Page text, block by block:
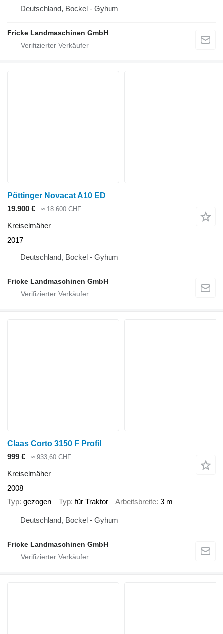
Deutschland, Bockel - Gyhum
Fricke Landmaschinen GmbH
Pöttinger Novacat A10 ED
19.900 €
≈ 18.600 CHF
Kreiselmäher
2017
Deutschland, Bockel - Gyhum
Fricke Landmaschinen GmbH
Claas Corto 3150 F Profil
999 €
≈ 933,60 CHF
Kreiselmäher
2008
Typ gezogen Typ für Traktor Arbeitsbreite 3 m
Deutschland, Bockel - Gyhum
Fricke Landmaschinen GmbH